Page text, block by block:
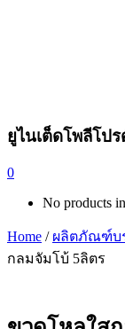
ยูไนเต็ดโพลีโป
0
No products
Home / ผลิตภัณฑ์บ
กลมจัมโบ้ 5ลิตร